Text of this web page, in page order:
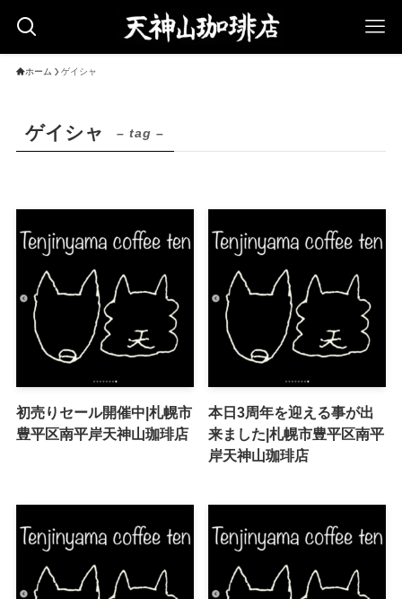
ホーム ゲイシャ
ゲイシャ – tag –
初売りセール開催中|札幌市
豊平区南平岸天神山珈琲店
本日3周年を迎える事が出
来ました|札幌市豊平区南平
岸天神山珈琲店